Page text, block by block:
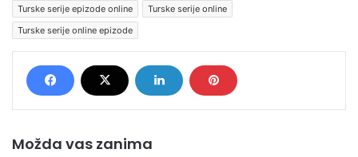
Turske serije epizode online
Turske serije online
Turske serije online epizode
Možda vas zanima